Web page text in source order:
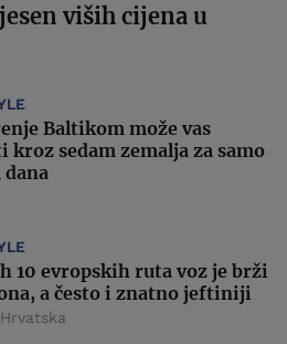
viših cijena u
Baltikom može vas
kroz sedam zemalja za samo
dana
10 evropskih ruta voz je brži
a često i znatno jeftiniji